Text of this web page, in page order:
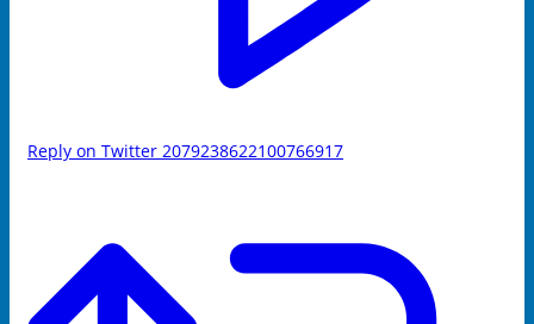
Reply on Twitter 2079238622100766917